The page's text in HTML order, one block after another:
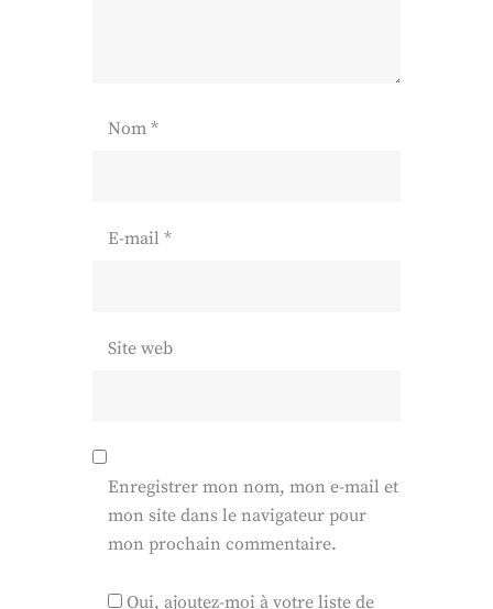
Nom *
E-mail *
Site web
Enregistrer mon nom, mon e-mail et
mon site dans le navigateur pour
mon prochain commentaire.
Oui, ajoutez-moi à votre liste de